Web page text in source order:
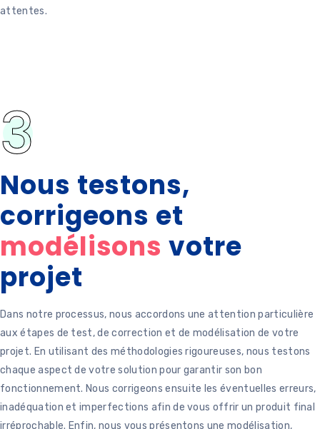
attentes.
3
Nous testons,
corrigeons et
modélisons votre
projet
Dans notre processus, nous accordons une attention particulière
aux étapes de test, de correction et de modélisation de votre
projet. En utilisant des méthodologies rigoureuses, nous testons
chaque aspect de votre solution pour garantir son bon
fonctionnement. Nous corrigeons ensuite les éventuelles erreurs,
inadéquation et imperfections afin de vous offrir un produit final
irréprochable. Enfin, nous vous présentons une modélisation,